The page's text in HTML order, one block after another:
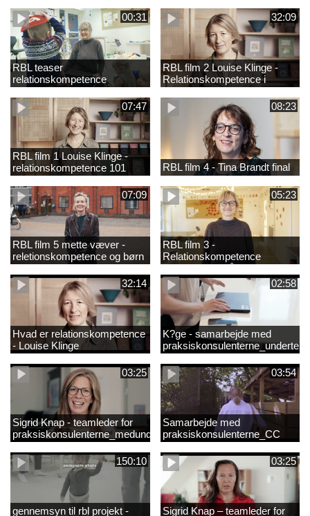
00:31
RBL teaser
relationskompetence
32:09
RBL film 2 Louise Klinge -
Relationskompetence i
praksis
07:47
RBL film 1 Louise Klinge -
relationskompetence 101
08:23
RBL film 4 - Tina Brandt final
07:09
RBL film 5 mette væver -
reletionskompetence og børn
i udsatte positioner
05:23
RBL film 3 -
Relationskompetence
Pædagogens råd
32:14
Hvad er relationskompetence
- Louise Klinge
02:58
K?ge - samarbejde med
03:25
Sigrid Knap - teamleder for
praksiskonsulenterne_medundertekst
03:54
Samarbejde med
praksiskonsulenterne_CC
150:10
gennemsyn til rbl projekt -
03:25
Sigrid Knap – teamleder for